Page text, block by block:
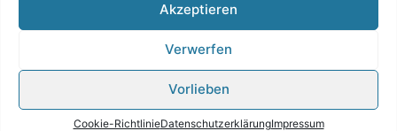
Akzeptieren
Verwerfen
Vorlieben
Cookie-RichtlinieDatenschutzerklärungImpressum